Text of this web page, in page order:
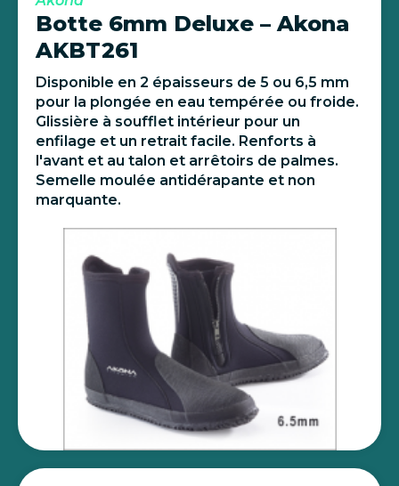
Botte 6mm Deluxe – Akona
AKBT261
Disponible en 2 épaisseurs de 5 ou 6,5 mm
pour la plongée en eau tempérée ou froide.
Glissière à soufflet intérieur pour un
enfilage et un retrait facile. Renforts à
l'avant et au talon et arrêtoirs de palmes.
Semelle moulée antidérapante et non
marquante.